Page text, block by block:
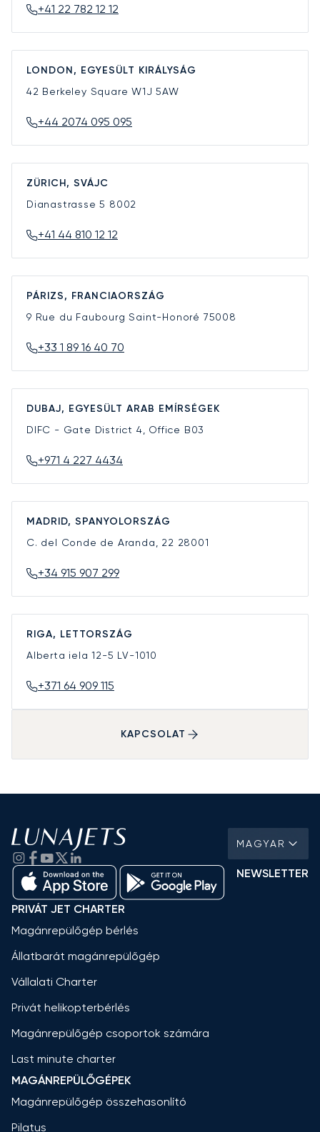
+41 22 782 12 12
LONDON, EGYESÜLT KIRÁLYSÁG
42 Berkeley SquareW1J 5AW
+44 2074 095 095
ZÜRICH, SVÁJC
Dianastrasse 5 8002
+41 44 810 12 12
PÁRIZS, FRANCIAORSZÁG
9 Rue du Faubourg Saint-Honoré 75008
+33 1 89 16 40 70
DUBAJ, EGYESÜLT ARAB EMÍRSÉGEK
DIFC - Gate District 4, Office B03
+971 4 227 4434
MADRID, SPANYOLORSZÁG
C. del Conde de Aranda, 22 28001
+34 915 907 299
RIGA, LETTORSZÁG
Alberta iela 12-5 LV-1010
+371 64 909 115
KAPCSOLAT
MAGYAR
NEWSLETTER
PRIVÁT JET CHARTER
Magánrepülőgép bérlés
Állatbarát magánrepülőgép
Vállalati Charter
Privát helikopterbérlés
Magánrepülőgép csoportok számára
Last minute charter
MAGÁNREPÜLŐGÉPEK
Magánrepülőgép összehasonlító
Pilatus